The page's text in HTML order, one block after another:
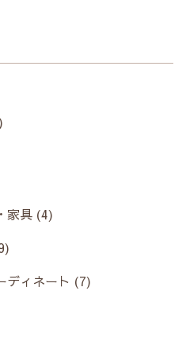
家具 (4)
ディネート (7)